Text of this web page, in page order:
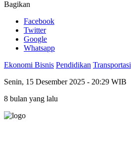
Bagikan
Facebook
Twitter
Google
Whatsapp
Ekonomi Bisnis Pendidikan Transportasi
Senin, 15 Desember 2025 - 20:29 WIB
8 bulan yang lalu